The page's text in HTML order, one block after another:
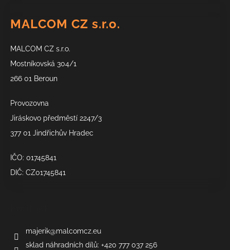
í
n
í
MALCOM CZ s.r.o.
MALCOM CZ s.r.o.
Mostníkovská 304/1
266 01 Beroun
Provozovna
Jiráskovo předměstí 2247/3
377 01 Jindřichův Hradec
IČO: 01745841
DIČ: CZ01745841
majerik@malcomcz.eu
sklad náhradních dílů: +420 777 037 256